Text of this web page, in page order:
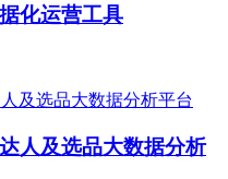
化运营工具
人及选品大数据分析